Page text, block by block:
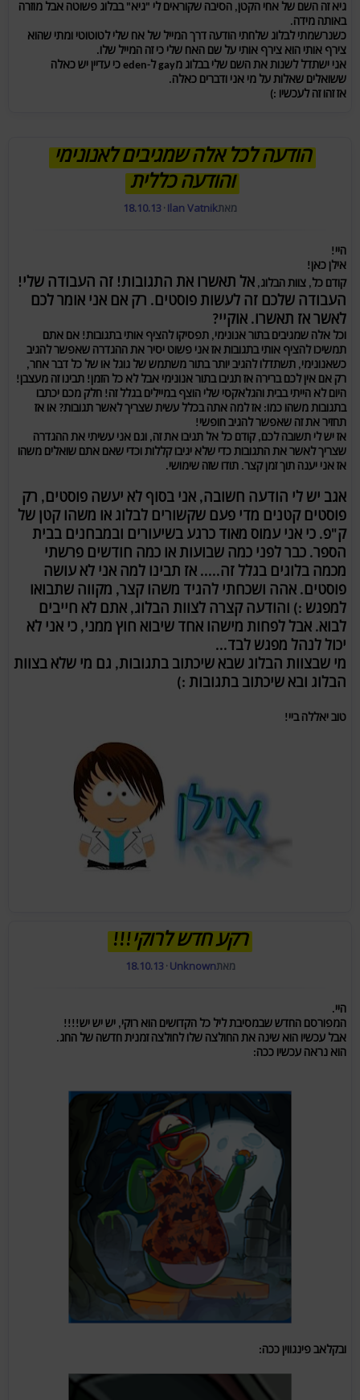
גיא זה השם של אחי הקטן, הסיבה שקוראים לי "גיא" בבלוג פשוטה אבל מוזרה
באותה מידה.
כשנרשמתי לבלוג שלחתי הודעה דרך המייל של אח שלי לטוטוטי ומתי שהוא
צירף אותי הוא צירף אותי על שם האח שלי כי זה המייל שלו.
אני ישתדל לשנות את השם שלי בבלוג מgay ל-eden כי עדיין יש כאלה
ששואלים שאלות על מי אני ודברים כאלה.
אז זהו זה לעכשיו :)
הודעה לכל אלה שמגיבים לאנונימי
והודעה כללית
מאתIlan Vatnik
·
18.10.13
היי!
אילן כאן!
קודם כל, צוות הבלוג, אל תאשרו את התגובות! זה העבודה שלי!
העבודה שלכם זה לעשות פוסטים. רק אם אני אומר לכם
לאשר אז תאשרו. אוקיי?
וכל אלה שמגיבים בתור אנונימי, תפסיקו להציף אותי בתגובות! אם אתם
תמשיכו להציף אותי בתגובות אז אני פשוט יסיר את ההגדרה שאפשר להגיב
כשאנונימי, תשתדלו להגיב יותר בתור משתמש של גוגל או של כל דבר אחר,
רק אם אין לכם ברירה אז תגיבו בתור אנונימי אבל לא כל הזמן! תבינו זה מעצבן!
היום לא הייתי בבית והגלאקסי שלי הוצף במיילים בגלל זה! חלק מכם יכתבו
בתגובות משהו כמו: אז למה אתה בכלל עשית שצריך לאשר תגובות? או אז
תחזיר את זה שאפשר להגיב חופשי!
אז יש לי תשובה לכם, קודם כל אל תגיבו את זה, וגם אני עשיתי את ההגדרה
שצריך לאשר את התגובות כדי שלא יגיבו קללות וכדי שאם אתם שואלים משהו
אז אני יענה תוך זמן קצר. תודו שזה שימושי.
אגב יש לי הודעה חשובה, אני בסוף לא יעשה פוסטים, רק
פוסטים קטנים מדי פעם שקשורים לבלוג או משהו קטן של
ק"פ. כי אני עמוס מאוד כרגע בשיעורים ובמבחנים בבית
הספר. כבר לפני כמה שבועות או כמה חודשים פרשתי
מכמה בלוגים בגלל זה..... אז תבינו למה אני לא עושה
פוסטים. אהה ושכחתי להגיד משהו קצר, מקווה שתבואו
למפגש :) והודעה קצרה לצוות הבלוג, אתם לא חייבים
לבוא. אבל לפחות מישהו אחד שיבוא חוץ ממני, כי אני לא
יכול לנהל מפגש לבד...
מי שבצוות הבלוג שבא שיכתוב בתגובות, גם מי שלא בצוות
הבלוג ובא שיכתוב בתגובות :)
טוב יאללה ביי!
רקע חדש לרוקי!!!
מאתUnknown
·
18.10.13
היי.
המפורסם החדש שבמסיבת ליל כל הקדושים הוא רוקי, יש יש יש!!!!
אבל עכשיו הוא שינה את החולצה שלו לחולצה זמנית חדשה של החג.
הוא נראה עכשיו ככה:
ובקלאב פינגווין ככה: